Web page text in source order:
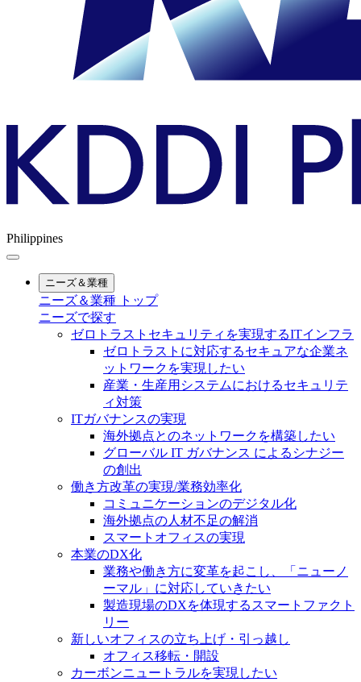
Philippines
ニーズ＆業種
ニーズ＆業種 トップ
ニーズで探す
ゼロトラストセキュリティを実現するITインフラ
ゼロトラストに対応するセキュアな企業ネ
ットワークを実現したい
産業・生産用システムにおけるセキュリテ
ィ対策
ITガバナンスの実現
海外拠点とのネットワークを構築したい
グローバル IT ガバナンス によるシナジー
の創出
働き方改革の実現/業務効率化
コミュニケーションのデジタル化
海外拠点の人材不足の解消
スマートオフィスの実現
本業のDX化
業務や働き方に変革を起こし、「ニューノ
ーマル」に対応していきたい
製造現場のDXを体現するスマートファクト
リー
新しいオフィスの立ち上げ・引っ越し
オフィス移転・開設
カーボンニュートラルを実現したい